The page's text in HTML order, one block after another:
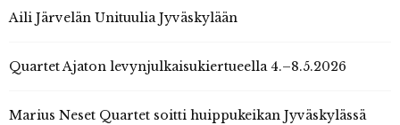
Aili Järvelän Unituulia Jyväskylään
Quartet Ajaton levynjulkaisukiertueella 4.–8.5.2026
Marius Neset Quartet soitti huippukeikan Jyväskylässä